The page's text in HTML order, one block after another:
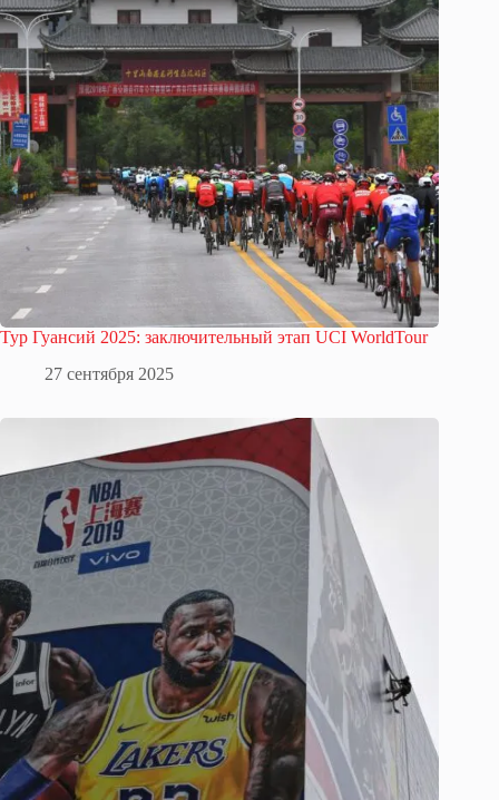
Тур Гуансий 2025: заключительный этап UCI WorldTour
27 сентября 2025